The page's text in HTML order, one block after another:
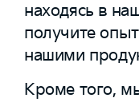
находясь в
получите
нашими
Кроме того,